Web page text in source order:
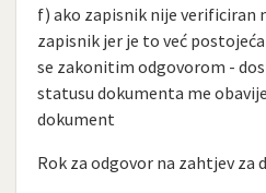
f) ako zapisnik nije verificiran
zapisnik jer je to već
se zakonitim odgovorom -
statusu dokumenta me
dokument
Rok za odgovor na zahtjev za